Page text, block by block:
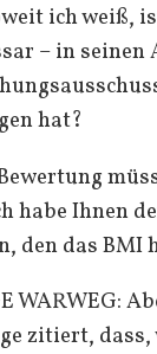
ich weiß,
– in seinen
hat?
habe Ihnen
den das BMI
WARWEG:
zitiert, dass,